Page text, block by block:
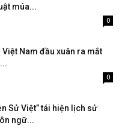
múa...
0
Việt Nam đầu xuân ra mắt
0
Sử Việt” tái hiện lịch sử
ngữ...